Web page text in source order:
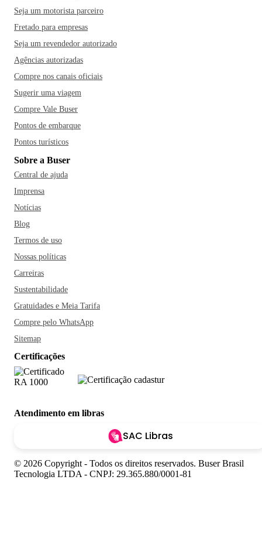
Seja um motorista parceiro
Fretado para empresas
Seja um revendedor autorizado
Agências autorizadas
Compre nos canais oficiais
Sugerir uma viagem
Compre Vale Buser
Pontos de embarque
Pontos turísticos
Sobre a Buser
Central de ajuda
Imprensa
Notícias
Blog
Termos de uso
Nossas políticas
Carreiras
Sustentabilidade
Gratuidades e Meia Tarifa
Compre pelo WhatsApp
Sitemap
Certificações
Atendimento em libras
SAC Libras
© 2026 Copyright - Todos os direitos reservados. Buser Brasil
Tecnologia LTDA - CNPJ: 29.365.880/0001-81